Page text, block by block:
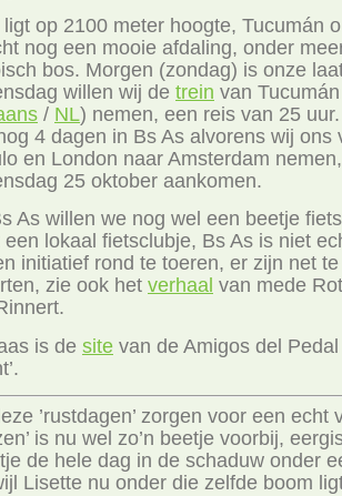
ligt op 2100 meter hoogte, Tucumán
nog een mooie afdaling, onder
bos. Morgen (zondag) is onze
willen wij de trein van
/ NL) nemen, een reis van 25
4 dagen in Bs As alvorens wij ons
en London naar Amsterdam
25 oktober aankomen.
As willen we nog wel een beetje
een lokaal fietsclubje, Bs As is niet
initiatief rond te toeren, er zijn net
zie ook het verhaal van mede
is de site van de Amigos del
’rustdagen’ zorgen voor een echt
is nu wel zo’n beetje voorbij,
de hele dag in de schaduw onder
Lisette nu onder die zelfde boom